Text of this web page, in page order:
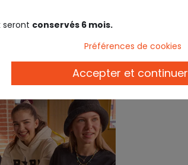
seront conservés 6 mois.
Préférences de cookies
Accepter et continuer